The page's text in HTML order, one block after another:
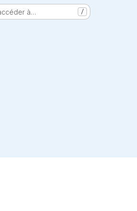
à… /